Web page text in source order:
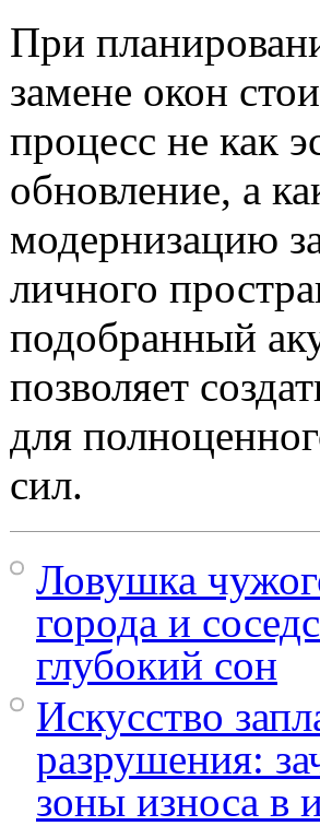
При
замене окон
процесс не как
обновление, а
модернизацию
личного
подобранный
позволяет
для
сил.
Ловушка
города и
глубокий сон
Искусство
разрушения:
зоны износа в